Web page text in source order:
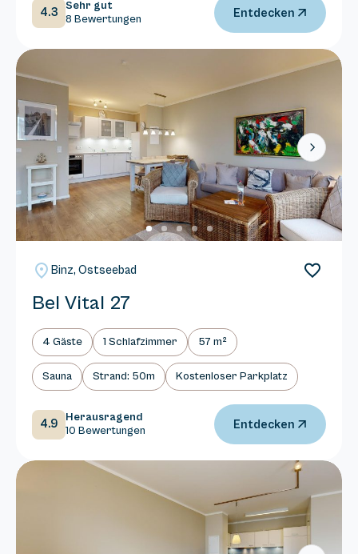
4.3
Sehr gut
8 Bewertungen
Entdecken
Next
Binz, Ostseebad
Bel Vital 27
4 Gäste 1 Schlafzimmer 57 m²
Sauna Strand: 50m Kostenloser Parkplatz
4.9
Herausragend
10 Bewertungen
Entdecken